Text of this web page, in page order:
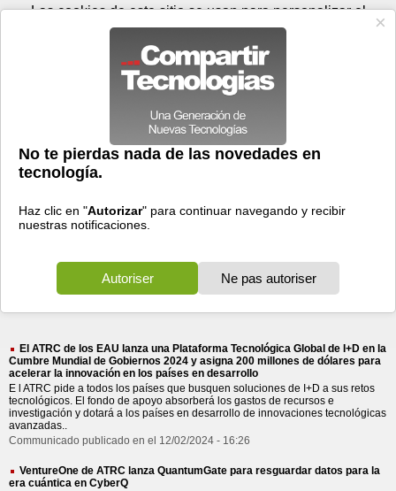
Prensa Videos
> ventureone atrc
ventureone atrc
10 resultados Ordenar por fecha-Ordenar por pertinencia
El ATRC de los EAU lanza una Plataforma Tecnológica Global de I+D en la
Cumbre Mundial de Gobiernos 2024 y asigna 200 millones de dólares para
acelerar la innovación en los países en desarrollo
E l ATRC pide a todos los países que busquen soluciones de I+D a sus retos
tecnológicos. El fondo de apoyo absorberá los gastos de recursos e
investigación y dotará a los países en desarrollo de innovaciones tecnológicas
avanzadas..
Communicado publicado en el 12/02/2024 - 16:26
VentureOne de ATRC lanza QuantumGate para resguardar datos para la
era cuántica en CyberQ
Sábado 08 de agosto - 01:27 Registrar Conectar
Las cookies de este sitio se usan para personalizar el
contenido y los anuncios, para ofrecer funciones de medios
sociales y para analizar el tráfico. Además, compartimos
información sobre el uso que haga del sitio web con nuestros
partners de medios sociales, de publicidad y de análisis
web.
OK